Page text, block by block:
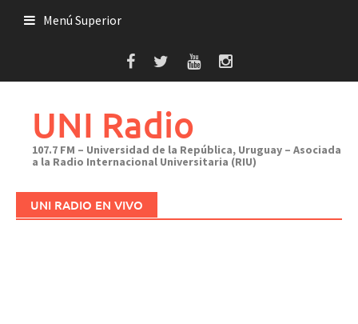
Menú Superior
UNI Radio
107.7 FM – Universidad de la República, Uruguay – Asociada
a la Radio Internacional Universitaria (RIU)
UNI RADIO EN VIVO